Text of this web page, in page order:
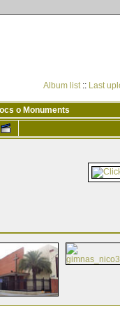
Album list:: Last
o Monuments